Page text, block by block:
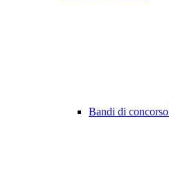
Bandi di concorso